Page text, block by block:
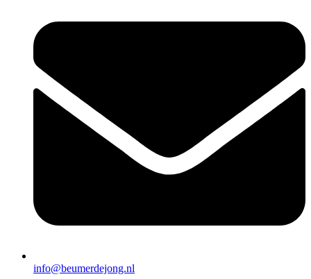
info@beumerdejong.nl